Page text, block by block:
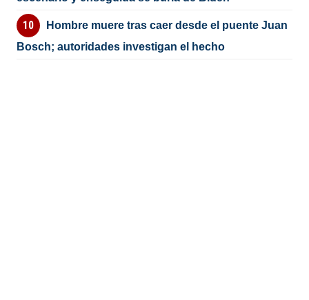
Hombre muere tras caer desde el puente Juan
Bosch; autoridades investigan el hecho